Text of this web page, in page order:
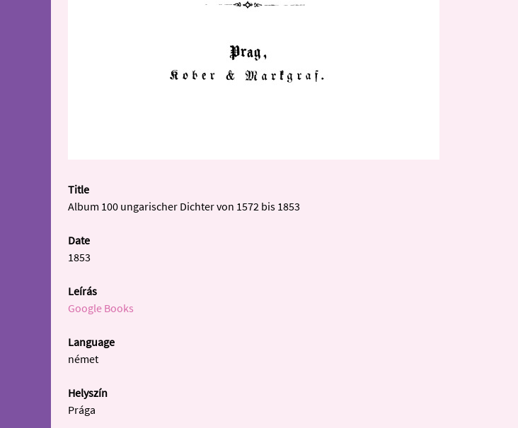
Title
Album 100 ungarischer Dichter von 1572 bis 1853
Date
1853
Leírás
Google Books
Language
német
Helyszín
Prága